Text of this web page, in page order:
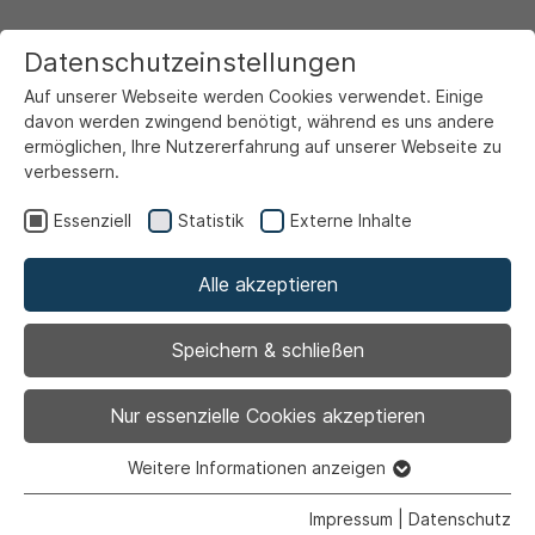
Gemeinsam stark:
Neue Lösungen für
Terrassenüberdachung
in Ahlen
Datenschutzeinstellungen
Auf unserer Webseite werden Cookies verwendet. Einige
davon werden zwingend benötigt, während es uns andere
ermöglichen, Ihre Nutzererfahrung auf unserer Webseite zu
verbessern.
Essenziell Statistik Externe Inhalte
Alle akzeptieren
Speichern & schließen
Nur essenzielle Cookies akzeptieren
Essenzielle Cookies werden für grundlegende Funktionen
Weitere Informationen anzeigen
Impressum Datenschutz